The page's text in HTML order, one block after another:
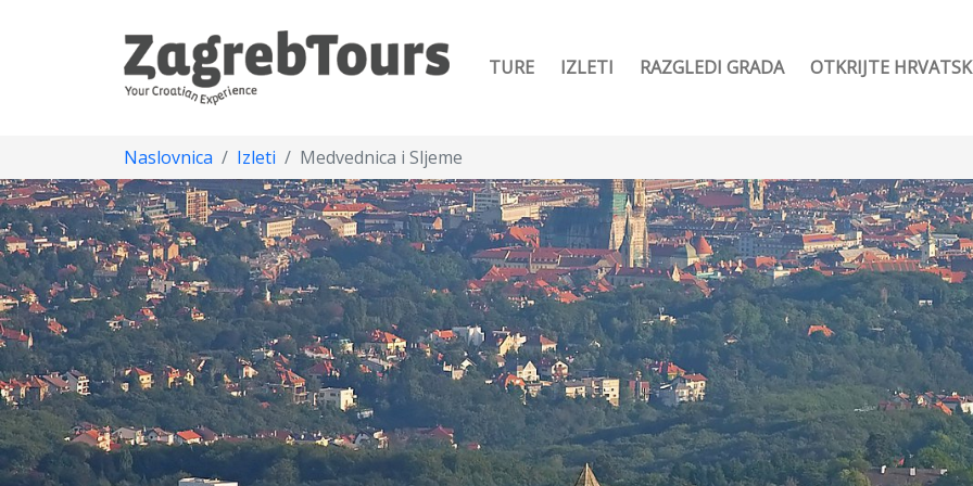
TURE IZLETI RAZGLEDI GRADA OTKRIJTE
Naslovnica Izleti Medvednica i Sljeme